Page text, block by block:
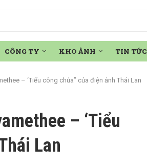
CÔNG TY KHO ẢNH TIN TỨC
– ‘Tiểu công chúa” của điện ảnh Thái Lan
– ‘Tiểu
Lan